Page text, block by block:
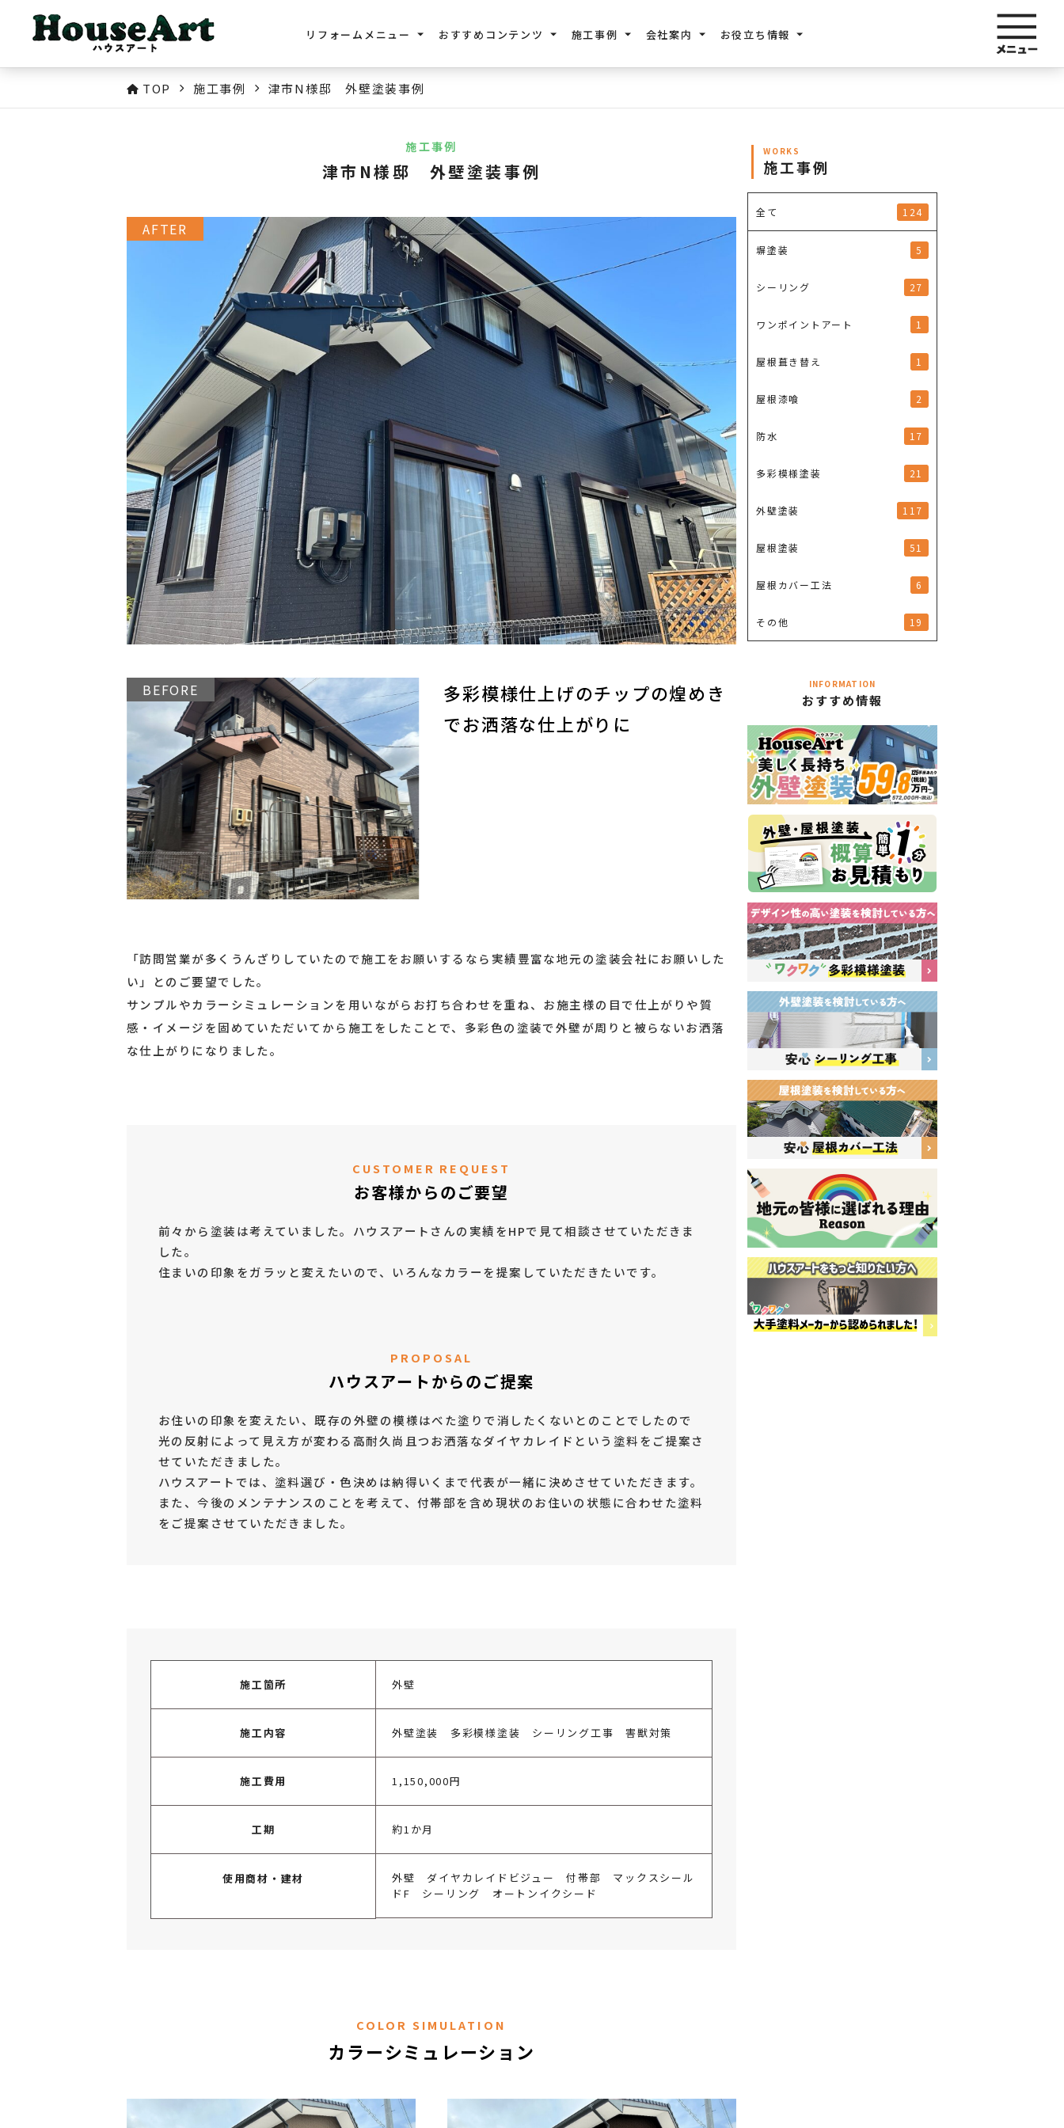
リフォームメニュー おすすめコンテンツ 施工事例 会社案内 お役立ち情報
TOP 施工事例 津市N様邸 外壁塗装事例
施工事例
津市N様邸 外壁塗装事例
多彩模様仕上げのチップの煌めき
でお洒落な仕上がりに
「訪問営業が多くうんざりしていたので施工をお願いするなら実績豊富な地元の塗装会社にお願いした
い」とのご要望でした。
サンプルやカラーシミュレーションを用いながらお打ち合わせを重ね、お施主様の目で仕上がりや質
感・イメージを固めていただいてから施工をしたことで、多彩色の塗装で外壁が周りと被らないお洒落
な仕上がりになりました。
CUSTOMER REQUEST
お客様からのご要望
前々から塗装は考えていました。ハウスアートさんの実績をHPで見て相談させていただきま
した。
住まいの印象をガラッと変えたいので、いろんなカラーを提案していただきたいです。
PROPOSAL
ハウスアートからのご提案
お住いの印象を変えたい、既存の外壁の模様はべた塗りで消したくないとのことでしたので
光の反射によって見え方が変わる高耐久尚且つお洒落なダイヤカレイドという塗料をご提案さ
せていただきました。
ハウスアートでは、塗料選び・色決めは納得いくまで代表が一緒に決めさせていただきます。
また、今後のメンテナンスのことを考えて、付帯部を含め現状のお住いの状態に合わせた塗料
をご提案させていただきました。
施工箇所 外壁
施工内容 外壁塗装 多彩模様塗装 シーリング工事 害獣対策
施工費用 1,150,000円
工期 約1か月
使用商材・建材
外壁 ダイヤカレイドビジュー 付帯部 マックスシール
ドF シーリング オートンイクシード
COLOR SIMULATION
カラーシミュレーション
WORKS
施工事例
全て 124
塀塗装 5
シーリング 27
ワンポイントアート 1
屋根葺き替え 1
屋根漆喰 2
防水 17
多彩模様塗装 21
外壁塗装 117
屋根塗装 51
屋根カバー工法 6
その他 19
INFORMATION
おすすめ情報